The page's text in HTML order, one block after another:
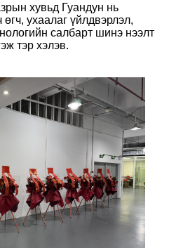
хувьд Гуандун нь
ухаалаг үйлдвэрлэл,
салбарт шинэ нээлт
тэр хэлэв.